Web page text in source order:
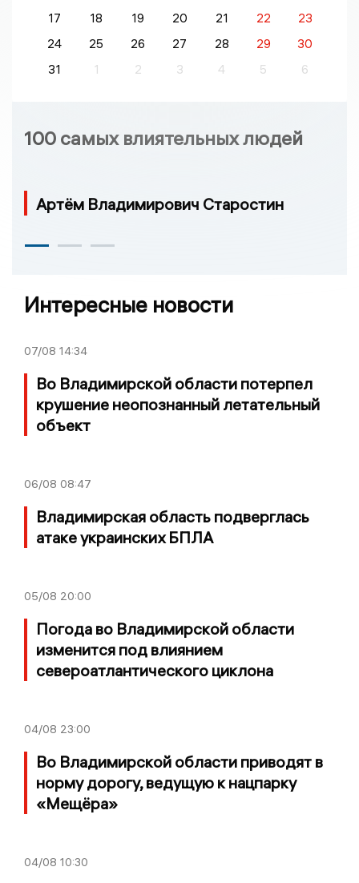
17 18 19 20 21 22
23
24
25 26 27 28 29
30
31
1 2 3 4 5 6
100 самых влиятельных людей
Артём Владимирович Старостин
Интересные новости
07/08 14:34
Во Владимирской области потерпел
крушение неопознанный летательный
объект
06/08 08:47
Владимирская область подверглась
атаке украинских БПЛА
05/08 20:00
Погода во Владимирской области
изменится под влиянием
североатлантического циклона
04/08 23:00
Во Владимирской области приводят в
норму дорогу, ведущую к нацпарку
«Мещёра»
04/08 10:30